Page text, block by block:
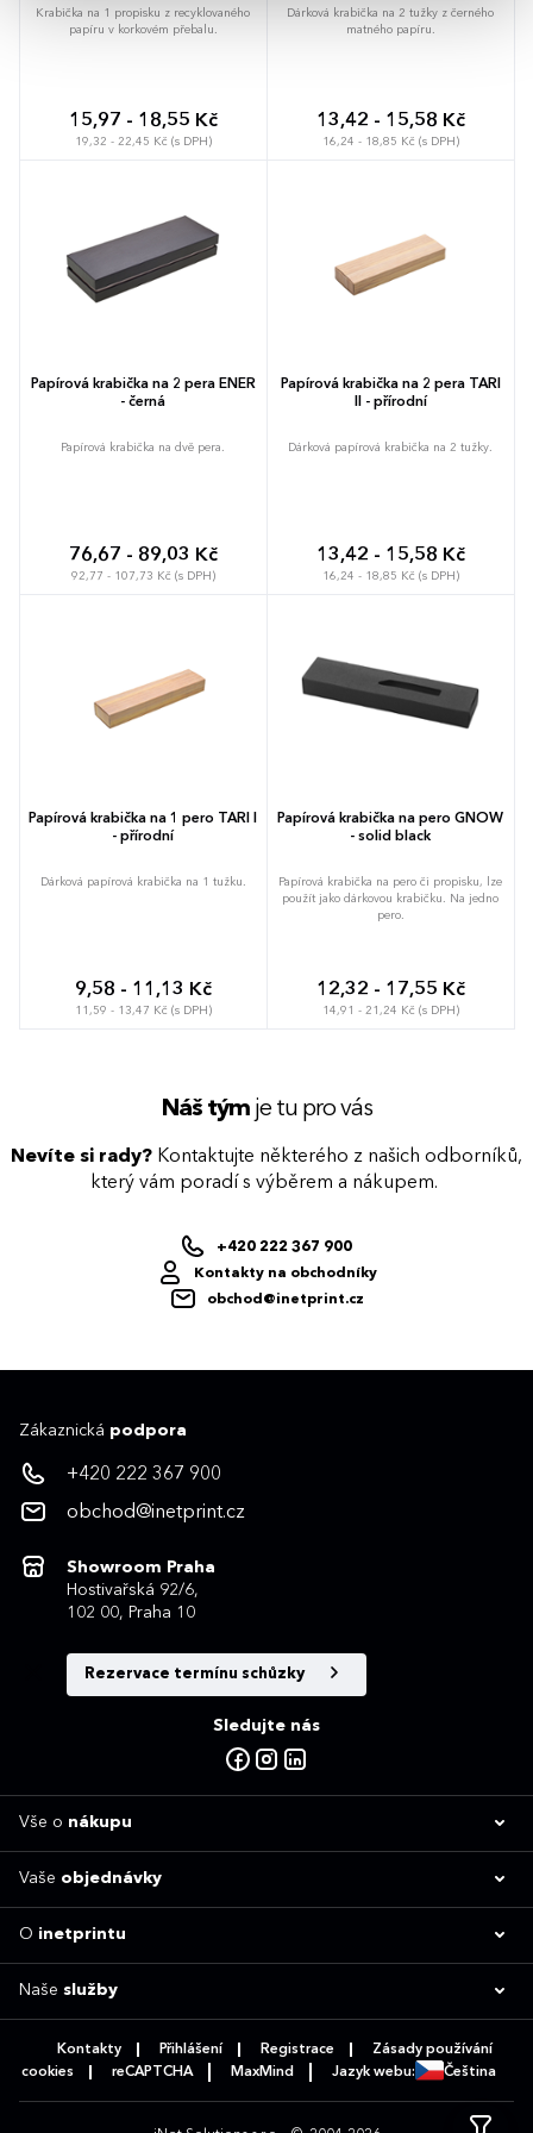
Krabička na 1 propisku z recyklovaného
papíru v korkovém přebalu.
15,97 - 18,55 Kč
19,32 - 22,45 Kč (s DPH)
Dárková krabička na 2 tužky z černého
matného papíru.
13,42 - 15,58 Kč
16,24 - 18,85 Kč (s DPH)
Papírová krabička na 2 pera ENER
- černá
Papírová krabička na dvě pera.
76,67 - 89,03 Kč
92,77 - 107,73 Kč (s DPH)
Papírová krabička na 2 pera TARI
II - přírodní
Dárková papírová krabička na 2 tužky.
13,42 - 15,58 Kč
16,24 - 18,85 Kč (s DPH)
Papírová krabička na 1 pero TARI I
- přírodní
Dárková papírová krabička na 1 tužku.
9,58 - 11,13 Kč
11,59 - 13,47 Kč (s DPH)
Papírová krabička na pero GNOW
- solid black
Papírová krabička na pero či propisku, lze
použít jako dárkovou krabičku. Na jedno
pero.
12,32 - 17,55 Kč
14,91 - 21,24 Kč (s DPH)
Náš týmje tu pro vás
Nevíte si rady? Kontaktujte některého z našich odborníků,
který vám poradí s výběrem a nákupem.
+420 222 367 900
Kontakty na obchodníky
obchod@inetprint.cz
Zákaznická podpora
+420 222 367 900
obchod@inetprint.cz
Showroom Praha
Hostivařská 92/6,
102 00, Praha 10
Rezervace termínu schůzky
Sledujte nás
Vše o nákupu
Vaše objednávky
O inetprintu
Naše služby
Kontakty Přihlášení Registrace
Zásady používání
cookies
reCAPTCHA MaxMind Jazyk webu: Čeština